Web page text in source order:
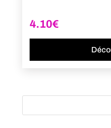
4.10€